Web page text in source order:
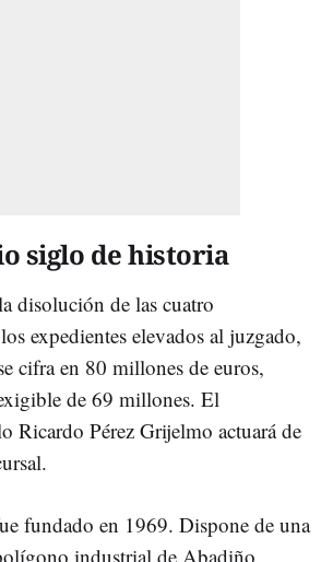
siglo de historia
disolución de las cuatro
expedientes elevados al juzgado,
cifra en 80 millones de euros,
de 69 millones. El
Ricardo Pérez Grijelmo actuará de
fundado en 1969. Dispone de una
industrial de Abadiño,